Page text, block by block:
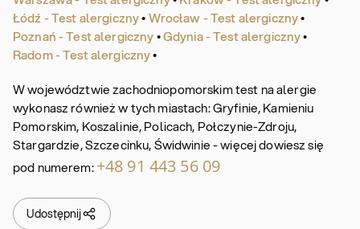
Łódź - Test alergiczny•Wrocław - Test alergiczny•
Poznań - Test alergiczny•Gdynia - Test alergiczny•
Radom - Test alergiczny•
W województwie zachodniopomorskim test na alergie
wykonasz również w tych miastach: Gryfinie, Kamieniu
Pomorskim, Koszalinie, Policach, Połczynie-Zdroju,
Stargardzie, Szczecinku, Świdwinie - więcej dowiesz się
pod numerem:+48 91 443 56 09
Udostępnij